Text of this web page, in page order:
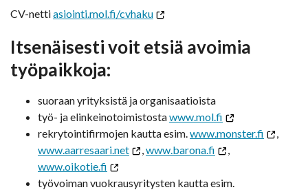
CV-nettiasiointi.mol.fi/cvhaku
Itsenäisesti voit etsiä avoimia
työpaikkoja:
suoraan yrityksistä ja organisaatioista
työ- ja elinkeinotoimistostawww.mol.fi
rekrytointifirmojen kautta esim.www.monster.fi
,
www.aarresaari.net
,www.barona.fi
,
www.oikotie.fi
työvoiman vuokrausyritysten kautta esim.